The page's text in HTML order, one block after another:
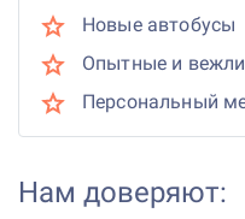
Новые автобусы
Опытные и
Персональный
Нам доверяют: